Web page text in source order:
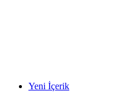
Yeni İçerik